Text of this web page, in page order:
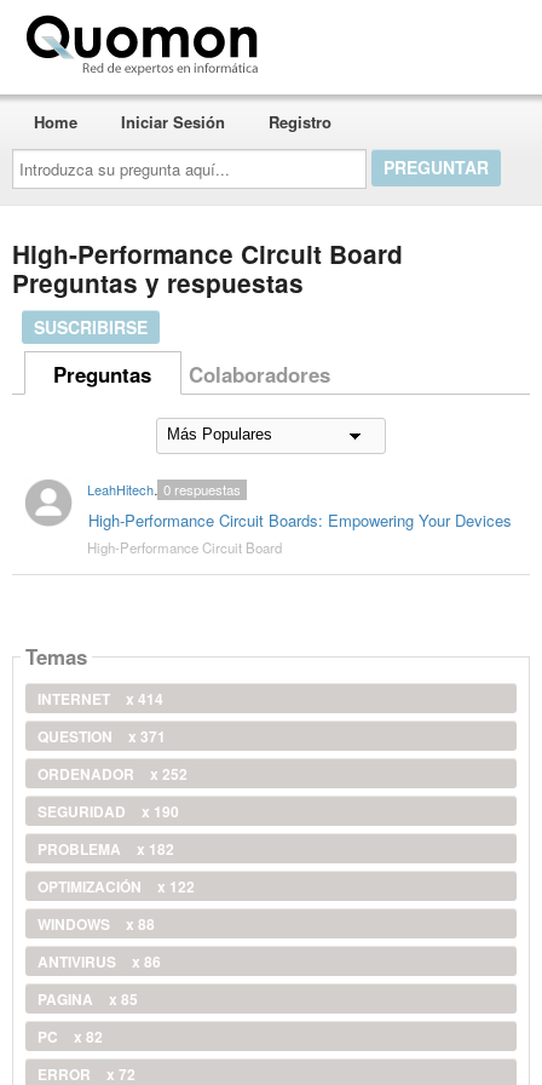
Introduzca
su
pregunta
aquí...
Home Iniciar Sesión Registro
High-Performance Circuit Board
Preguntas y respuestas
SUSCRIBIRSE
Preguntas Colaboradores
LeahHitechpcb
High-Performance Circuit Boards: Empowering Your Devices
0respuestas
High-Performance Circuit Board
Temas
INTERNET
x 414
QUESTION
x 371
ORDENADOR
x 252
SEGURIDAD
x 190
PROBLEMA
x 182
OPTIMIZACIÓN
x 122
WINDOWS
x 88
ANTIVIRUS
x 86
PAGINA
x 85
PC
x 82
ERROR
x 72